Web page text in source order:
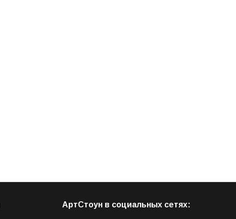
АртСтоун в социальных сетях: